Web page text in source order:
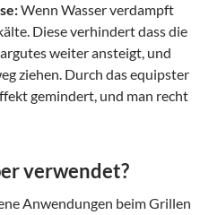
Wenn Wasser verdampft
Diese verhindert dass die
weiter ansteigt, und
ziehen. Durch das equipster
gemindert, und man recht
verwendet?
Anwendungen beim Grillen